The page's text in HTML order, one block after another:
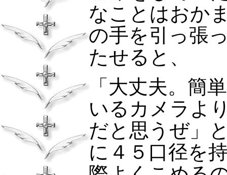
なことはおか
の手を引っ張
たせると、
「大丈夫。簡
いるカメラよ
だと思うぜ」
に４５口径を